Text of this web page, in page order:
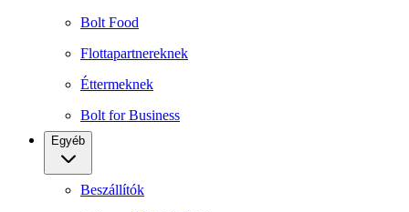
Bolt Food
Flottapartnereknek
Éttermeknek
Bolt for Business
Egyéb
Beszállítók